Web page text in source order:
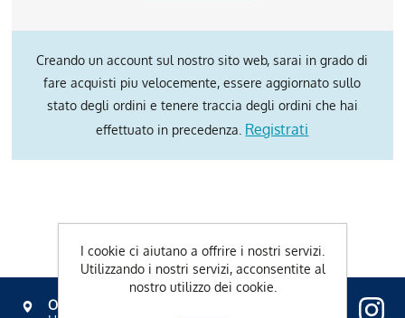
Creando un account sul nostro sito web, sarai in grado di
fare acquisti piu velocemente, essere aggiornato sullo
stato degli ordini e tenere traccia degli ordini che hai
effettuato in precedenza. Registrati
OVAVERVA
I cookie ci aiutano a offrire i nostri servizi.
Utilizzando i nostri servizi, acconsentite al
nostro utilizzo dei cookie.